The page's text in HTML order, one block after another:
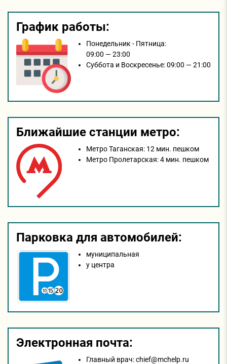
График работы:
Понедельник - Пятница:
09:00 — 23:00
Суббота и Воскресенье:09:00 — 21:00
Ближайшие станции метро:
Метро Таганская: 12 мин. пешком
Метро Пролетарская:4 мин. пешком
Парковка для автомобилей:
муниципальная
у центра
Электронная почта:
Главный врач:chief@mchelp.ru